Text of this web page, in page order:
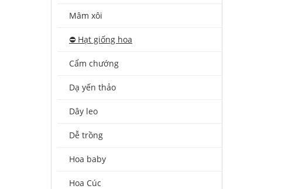
Mâm xôi
⛔️ Hạt giống hoa
Cẩm chướng
Dạ yến thảo
Dây leo
Dễ trồng
Hoa baby
Hoa Cúc